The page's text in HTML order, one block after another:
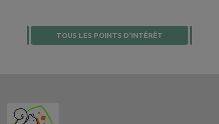
TOUS LES POINTS D’INTÉRÊT